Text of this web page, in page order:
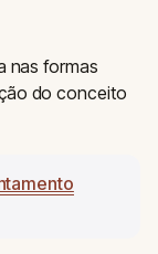
nas formas
do conceito